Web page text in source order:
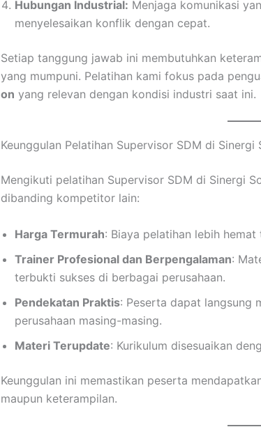
Hubungan Industrial: Menjaga komunikasi
menyelesaikan konflik dengan cepat.
Setiap tanggung jawab ini membutuhkan
yang mumpuni. Pelatihan kami fokus pada
on yang relevan dengan kondisi industri saat ini.
Keunggulan Pelatihan Supervisor SDM di Sinergi
Mengikuti pelatihan Supervisor SDM di Sinergi
dibanding kompetitor lain:
Harga Termurah: Biaya pelatihan lebih
Trainer Profesional dan Berpengalaman:
terbukti sukses di berbagai perusahaan.
Pendekatan Praktis: Peserta dapat langsung
perusahaan masing-masing.
Materi Terupdate: Kurikulum disesuaikan
Keunggulan ini memastikan peserta
maupun keterampilan.